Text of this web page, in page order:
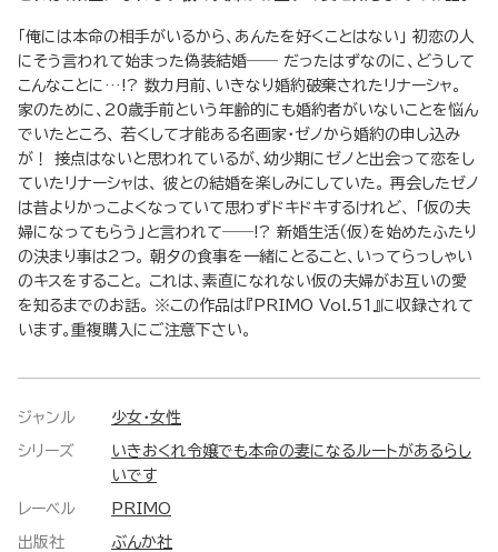
「俺には本命の相手がいるから、あんたを好くことはない」 初恋の人
にそう言われて始まった偽装結婚―― だったはずなのに、どうして
こんなことに…!? 数カ月前、いきなり婚約破棄されたリナーシャ。
家のために、20歳手前という年齢的にも婚約者がいないことを悩ん
でいたところ、 若くして才能ある名画家・ゼノから婚約の申し込み
が！ 接点はないと思われているが、幼少期にゼノと出会って恋をし
ていたリナーシャは、 彼との結婚を楽しみにしていた。 再会したゼノ
は昔よりかっこよくなっていて思わずドキドキするけれど、 「仮の夫
婦になってもらう」と言われて――!? 新婚生活（仮）を始めたふたり
の決まり事は2つ。 朝夕の食事を一緒にとること、いってらっしゃい
のキスをすること。 これは、素直になれない仮の夫婦がお互いの愛
を知るまでのお話。 ※この作品は『PRIMO Vol.51』に収録されて
います。重複購入にご注意下さい。
ジャンル 少女・女性
シリーズ
いきおくれ令嬢でも本命の妻になるルートがあるらし
いです
レーベル PRIMO
出版社 ぶんか社